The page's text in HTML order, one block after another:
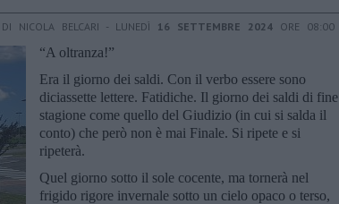
DI NICOLA BELCARI - LUNEDÌ 16 SETTEMBRE 2024 ORE 08:00
“A oltranza!”
Era il giorno dei saldi. Con il verbo essere sono
diciassette lettere. Fatidiche. Il giorno dei saldi di fine
stagione come quello del Giudizio (in cui si salda il
conto) che però non è mai Finale. Si ripete e si
ripeterà.
Quel giorno sotto il sole cocente, ma tornerà nel
frigido rigore invernale sotto un cielo opaco o terso,